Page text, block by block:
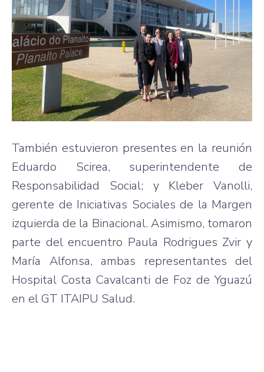
También estuvieron presentes en la reunión
Eduardo Scirea, superintendente de
Responsabilidad Social; y Kleber Vanolli,
gerente de Iniciativas Sociales de la Margen
izquierda de la Binacional. Asimismo, tomaron
parte del encuentro Paula Rodrigues Zvir y
María Alfonsa, ambas representantes del
Hospital Costa Cavalcanti de Foz de Yguazú
en el GT ITAIPU Salud.